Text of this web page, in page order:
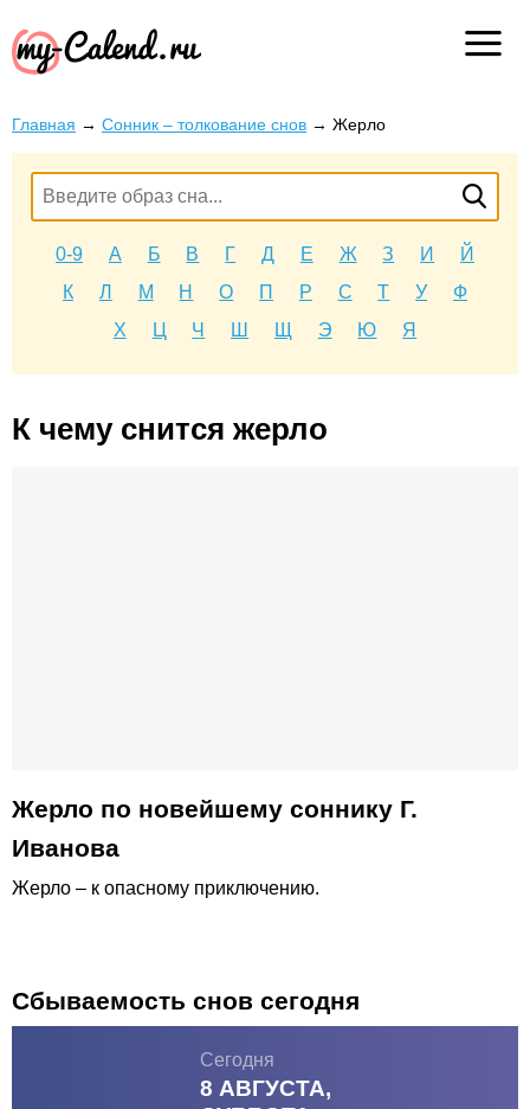
Главная → Сонник – толкование снов → Жерло
0-9 А Б В Г Д Е Ж З И
Й
К
Л М Н О П Р С Т У
Ф
Х
Ц Ч Ш Щ Э Ю Я
К чему снится жерло
Жерло по новейшему соннику Г.
Иванова
Жерло – к опасному приключению.
Сбываемость снов сегодня
Сегодня
8 АВГУСТА,